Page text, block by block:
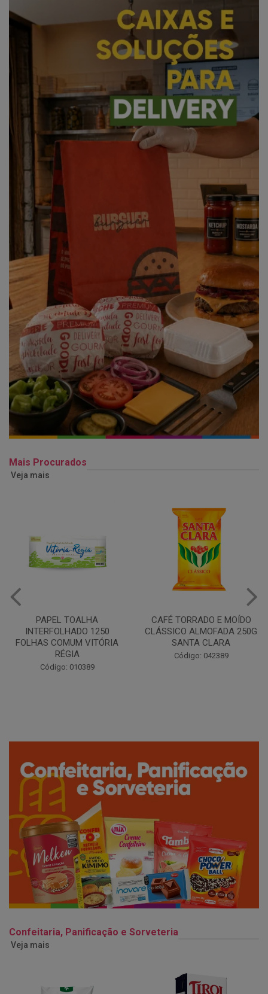
Mais Procurados
Veja mais
CAFÉ TORRADO E MOÍDO
CLÁSSICO ALMOFADA 250G
SANTA CLARA
Código: 042389
Copo Plástico Branco 180ml
Pacote c/100 - Cristalcopo
Código: 031413
Confeitaria, Panificação e Sorveteria
Veja mais